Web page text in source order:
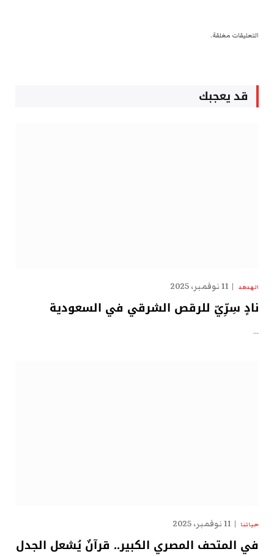
التعليقات مغلقة.
قد يعجبك
الهدهد 11 نوفمبر، 2025
نادٍ سِرِّيّ للرقص الشرقي في السعودية
…
حياتنا 11 نوفمبر، 2025
في المتحف المصري الكبير.. قرآنٌ يُشعل الجدل